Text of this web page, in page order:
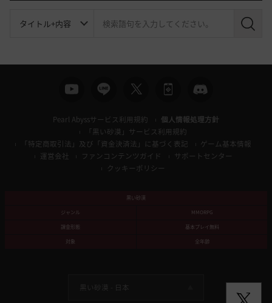
検
Pearl Abyssサービス利用規約
個人情報処理方針
「黒い砂漠」サービス利用規約
「特定商取引法」及び「資金決済法」に基づく表記
ゲーム基本情報
運営会社
ファンコンテンツガイド
サポートセンター
クッキーポリシー
黒い砂漠
ジャンル
MMORPG
課金形態
基本プレイ無料
対象
全年齢
黒い砂漠 - 日本